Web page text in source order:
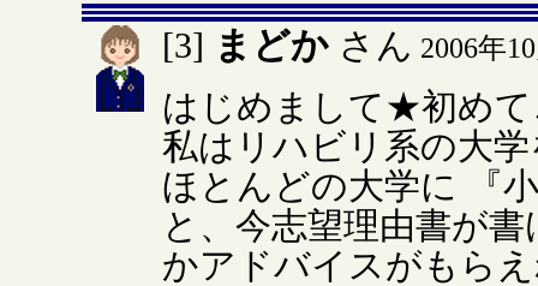
[3] まどか さん 2006年
はじめまして★初め
私はリハビリ系の大
ほとんどの大学に 『
と、今志望理由書が
かアドバイスがもら